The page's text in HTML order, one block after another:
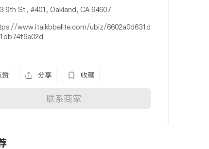
9th St., #401, Oakland, CA 94607
www.italkbbelite.com/ubiz/6602a0d631d
赞 分享 收藏
联系商家